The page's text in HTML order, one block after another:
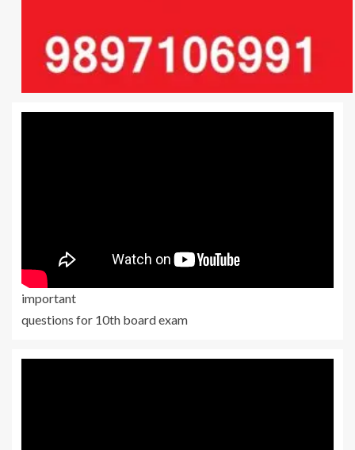
important
questions for 10th board exam